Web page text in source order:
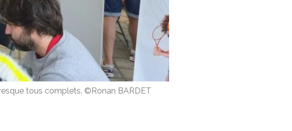
tous complets. ©Ronan BARDET